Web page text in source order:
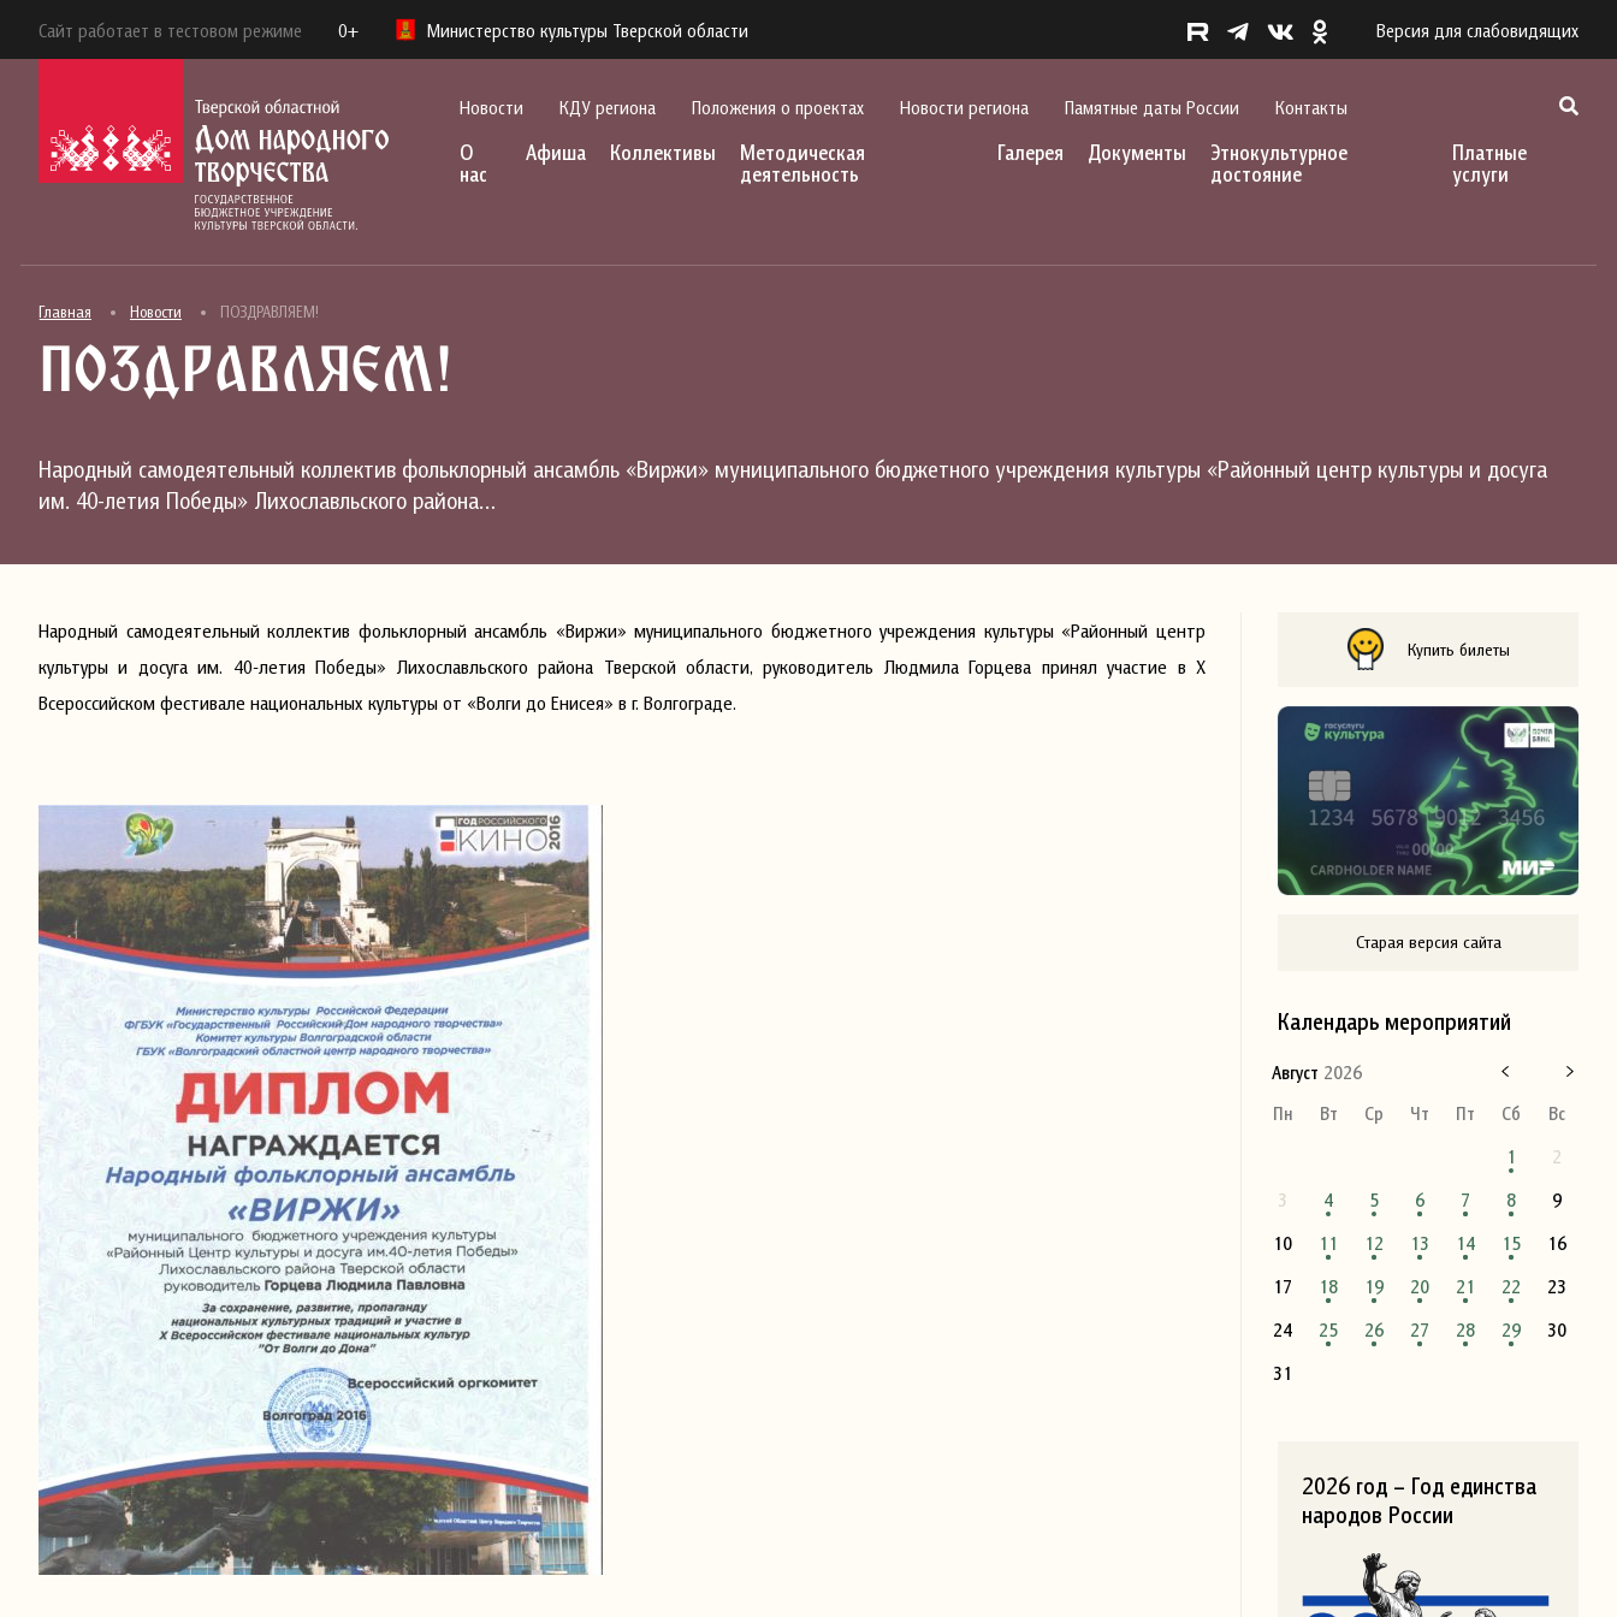
Сайт работает в тестовом режиме 0+ Министерство культуры Тверской области Версия для слабовидящих
Новости КДУ региона Положения о проектах Новости региона Памятные даты России Контакты
О
нас
Афиша Коллективы
Методическая
деятельность
Галерея Документы
Этнокультурное
достояние
Платные
услуги
Главная Новости ПОЗДРАВЛЯЕМ!
ПОЗДРАВЛЯЕМ!
Народный самодеятельный коллектив фольклорный ансамбль «Виржи» муниципального бюджетного учреждения культуры «Районный центр культуры и досуга
им. 40-летия Победы» Лихославльского района…
Народный самодеятельный коллектив фольклорный ансамбль «Виржи» муниципального бюджетного учреждения культуры «Районный центр
культуры и досуга им. 40-летия Победы» Лихославльского района Тверской области, руководитель Людмила Горцева принял участие в X
Всероссийском фестивале национальных культуры от «Волги до Енисея» в г. Волгограде.
Купить билеты
Старая версия сайта
Календарь мероприятий
Август 2026
Пн
Вт Ср Чт Пт Сб
Вс
1
2
3
4 5 6 7 8
9
10
11 12 13 14 15
16
17
18 19 20 21 22
23
24
25 26 27 28 29
30
31
2026 год – Год единства
народов России